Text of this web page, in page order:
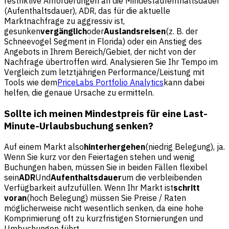
(Aufenthaltsdauer), ADR, das für die aktuelle
Marktnachfrage zu aggressiv ist,
gesunkenvergänglichoderAuslandsreisen(z. B. der
Schneevogel Segment in Florida) oder ein Anstieg des
Angebots in Ihrem Bereich/Gebiet, der nicht von der
Nachfrage übertroffen wird. Analysieren Sie Ihr Tempo im
Vergleich zum letztjährigen Performance/Leistung mit
Tools wie demPriceLabs Portfolio Analytics kann dabei
helfen, die genaue Ursache zu ermitteln.
Sollte ich meinen Mindestpreis für eine Last-
Minute-Urlaubsbuchung senken?
Auf einem Markt alsohinterhergehen(niedrig Belegung), ja.
Wenn Sie kurz vor den Feiertagen stehen und wenig
Buchungen haben, müssen Sie in beiden Fällen flexibel
seinADRUndAufenthaltsdauerum die verbleibenden
Verfügbarkeit aufzufüllen. Wenn Ihr Markt istschritt
voran(hoch Belegung) müssen Sie Preise / Raten
möglicherweise nicht wesentlich senken, da eine hohe
Komprimierung oft zu kurzfristigen Stornierungen und